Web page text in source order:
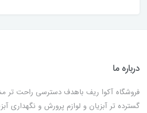
درباره ما
فروشگاه آکوا ریف باهدف دسترسی راحت تر
گسترده تر آبزیان و لوازم پرورش و نگهداری